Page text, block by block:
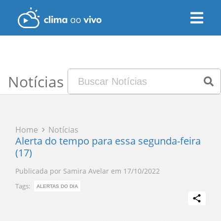
Notícias
Home Notícias
Alerta do tempo para essa segunda-feira
(17)
Publicada por Samira Avelar em 17/10/2022
Tags: ALERTAS DO DIA